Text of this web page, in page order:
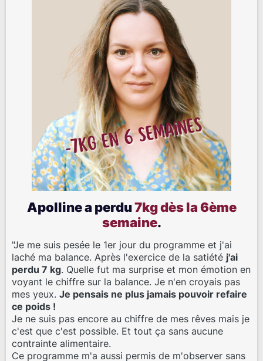
Apolline a perdu7kg dès la 6ème
semaine.
"Je me suis pesée le 1er jour du programme et j'ai
laché ma balance. Après l'exercice de la satiété j'ai
perdu 7 kg. Quelle fut ma surprise et mon émotion en
voyant le chiffre sur la balance. Je n'en croyais pas
mes yeux. Je pensais ne plus jamais pouvoir refaire
ce poids !
Je ne suis pas encore au chiffre de mes rêves mais je
c'est que c'est possible. Et tout ça sans aucune
contrainte alimentaire.
Ce programme m'a aussi permis de m'observer sans